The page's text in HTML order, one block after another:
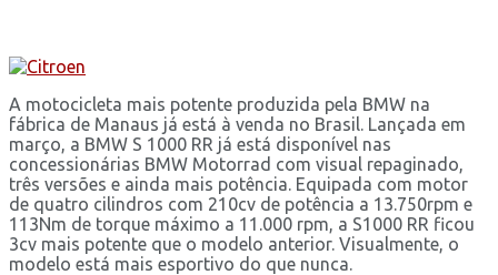
A motocicleta mais potente produzida pela BMW na
fábrica de Manaus já está à venda no Brasil. Lançada em
março, a BMW S 1000 RR já está disponível nas
concessionárias BMW Motorrad com visual repaginado,
três versões e ainda mais potência. Equipada com motor
de quatro cilindros com 210cv de potência a 13.750rpm e
113Nm de torque máximo a 11.000 rpm, a S1000 RR ficou
3cv mais potente que o modelo anterior. Visualmente, o
modelo está mais esportivo do que nunca.